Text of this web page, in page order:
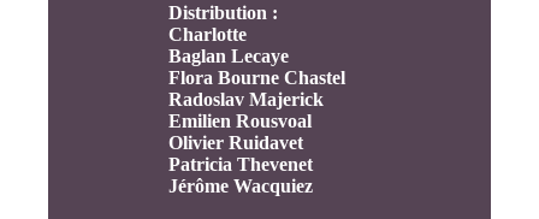
Distribution :
Charlotte
Baglan Lecaye
Flora Bourne Chastel
Radoslav Majerick
Emilien Rousvoal
Olivier Ruidavet
Patricia Thevenet
Jérôme Wacquiez